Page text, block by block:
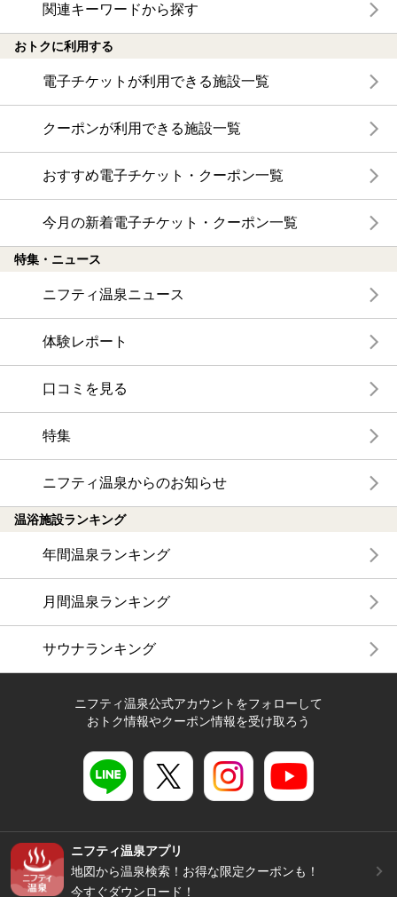
関連キーワードから探す
おトクに利用する
電子チケットが利用できる施設一覧
クーポンが利用できる施設一覧
おすすめ電子チケット・クーポン一覧
今月の新着電子チケット・クーポン一覧
特集・ニュース
ニフティ温泉ニュース
体験レポート
口コミを見る
特集
ニフティ温泉からのお知らせ
温浴施設ランキング
年間温泉ランキング
月間温泉ランキング
サウナランキング
ニフティ温泉公式アカウントをフォローして
おトク情報やクーポン情報を受け取ろう
ニフティ温泉アプリ
地図から温泉検索！お得な限定クーポンも！
今すぐダウンロード！